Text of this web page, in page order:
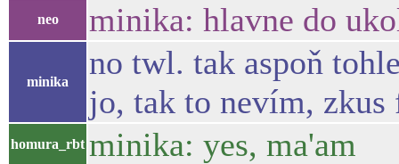
neo minika: hlavne do
minika
no twl. tak aspoň
jo, tak to nevím, zkus
homura_rbt minika: yes, ma'am